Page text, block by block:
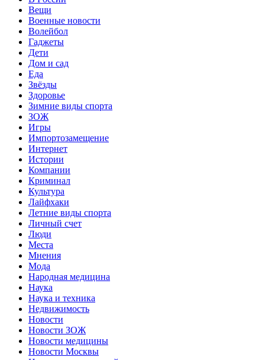
Вещи
Военные новости
Волейбол
Гаджеты
Дети
Дом и сад
Еда
Звёзды
Здоровье
Зимние виды спорта
ЗОЖ
Игры
Импортозамещение
Интернет
Истории
Компании
Криминал
Культура
Лайфхаки
Летние виды спорта
Личный счет
Люди
Места
Мнения
Мода
Народная медицина
Наука
Наука и техника
Недвижимость
Новости
Новости ЗОЖ
Новости медицины
Новости Москвы